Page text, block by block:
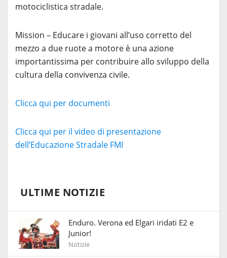
motociclistica stradale.
Mission – Educare i giovani all’uso corretto del
mezzo a due ruote a motore è una azione
importantissima per contribuire allo sviluppo della
cultura della convivenza civile.
Clicca qui per documenti
Clicca qui per il video di presentazione
dell’Educazione Stradale FMI
ULTIME NOTIZIE
Enduro. Verona ed Elgari iridati E2 e
Junior!
Notizie